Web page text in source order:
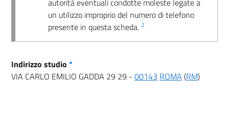
autorità eventuali condotte moleste legate a
un utilizzo improprio del numero di telefono
presente in questa scheda. 2
Indirizzo studio *
VIA CARLO EMILIO GADDA 29 29 - 00143 ROMA (RM)